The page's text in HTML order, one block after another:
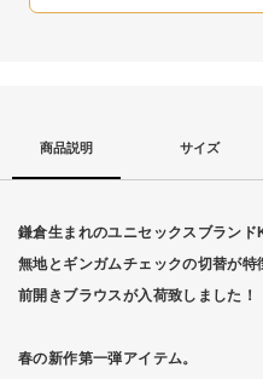
商品説明 サイズ
鎌倉生まれのユニセックスブラン
無地とギンガムチェックの切替が特
前開きブラウスが入荷致しました！
春の新作第一弾アイテム。